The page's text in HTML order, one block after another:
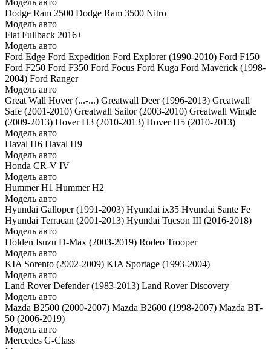
Модель авто
Dodge Ram 2500 Dodge Ram 3500 Nitro
Модель авто
Fiat Fullback 2016+
Модель авто
Ford Edge Ford Expedition Ford Explorer (1990-2010) Ford F150
Ford F250 Ford F350 Ford Focus Ford Kuga Ford Maverick (1998-
2004) Ford Ranger
Модель авто
Great Wall Hover (...-...) Greatwall Deer (1996-2013) Greatwall
Safe (2001-2010) Greatwall Sailor (2003-2010) Greatwall Wingle
(2009-2013) Hover H3 (2010-2013) Hover H5 (2010-2013)
Модель авто
Haval H6 Haval H9
Модель авто
Honda CR-V IV
Модель авто
Hummer H1 Hummer H2
Модель авто
Hyundai Galloper (1991-2003) Hyundai ix35 Hyundai Sante Fe
Hyundai Terracan (2001-2013) Hyundai Tucson III (2016-2018)
Модель авто
Holden Isuzu D-Max (2003-2019) Rodeo Trooper
Модель авто
KIA Sorento (2002-2009) KIA Sportage (1993-2004)
Модель авто
Land Rover Defender (1983-2013) Land Rover Discovery
Модель авто
Mazda B2500 (2000-2007) Mazda B2600 (1998-2007) Mazda BT-
50 (2006-2019)
Модель авто
Mercedes G-Class